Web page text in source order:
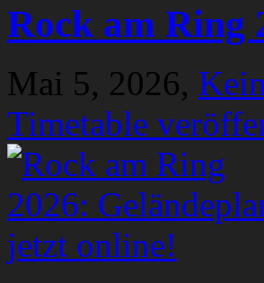
Rock am Ring
Mai 5, 2026,
Timetable